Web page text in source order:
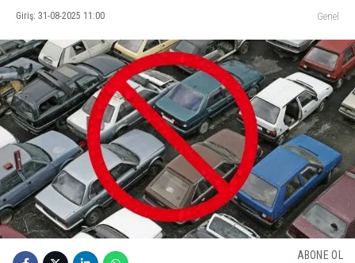
Giriş: 31-08-2025 11:00 Genel
ABONE OL